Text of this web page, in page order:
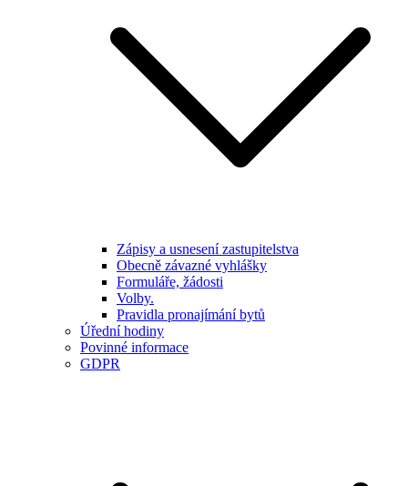
Zápisy a usnesení zastupitelstva
Obecně závazné vyhlášky
Formuláře, žádosti
Volby.
Pravidla pronajímání bytů
Úřední hodiny
Povinné informace
GDPR